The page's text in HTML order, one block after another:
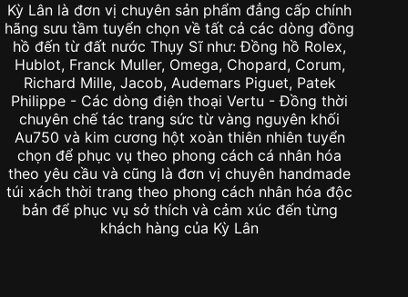
Kỳ Lân là đơn vị chuyên sản phẩm đẳng cấp chính
hãng sưu tầm tuyển chọn về tất cả các dòng đồng
hồ đến từ đất nước Thụy Sĩ như: Đồng hồ Rolex,
Hublot, Franck Muller, Omega, Chopard, Corum,
Richard Mille, Jacob, Audemars Piguet, Patek
Philippe - Các dòng điện thoại Vertu - Đồng thời
chuyên chế tác trang sức từ vàng nguyên khối
Au750 và kim cương hột xoàn thiên nhiên tuyển
chọn để phục vụ theo phong cách cá nhân hóa
theo yêu cầu và cũng là đơn vị chuyên handmade
túi xách thời trang theo phong cách nhân hóa độc
bản để phục vụ sở thích và cảm xúc đến từng
khách hàng của Kỳ Lân